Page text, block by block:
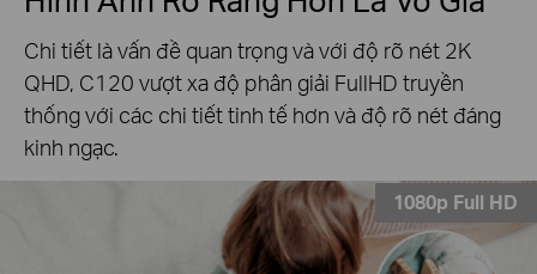
Chi tiết là vấn đề quan trọng và với độ rõ nét 2K
QHD, C120 vượt xa độ phân giải FullHD truyền
thống với các chi tiết tinh tế hơn và độ rõ nét đáng
kinh ngạc.
1080p Full HD